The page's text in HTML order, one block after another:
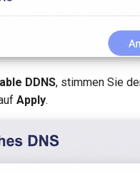
DDNS, stimmen Sie
Apply.